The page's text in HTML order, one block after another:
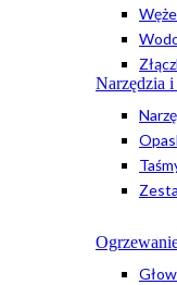
Węże
Narzędzia i